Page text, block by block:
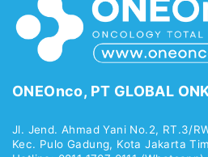
ONEOnco, PT GLOBAL
Jl. Jend. Ahmad Yani No.2, RT.3/
Kec. Pulo Gadung, Kota Jakarta